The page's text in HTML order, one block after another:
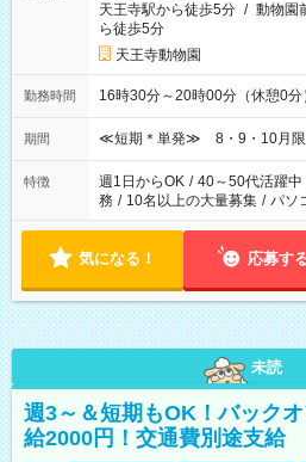
天王寺駅から徒歩5分 / 動物園
ら徒歩5分
天王寺動物園
勤務時間 16時30分～20時00分（休憩0
期間 ≪短期＊単発≫ 8・9・10月限
特徴 週1日からOK / 40～50代活躍中
務 / 10名以上の大量募集 / パソ
気になる！ 応募す
未読
週3～＆短期もOK！バック
給2000円！交通費別途支給